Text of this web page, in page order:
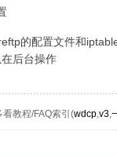
的配置文件和
后台操作
教程/FAQ索引(wdcp,v3,